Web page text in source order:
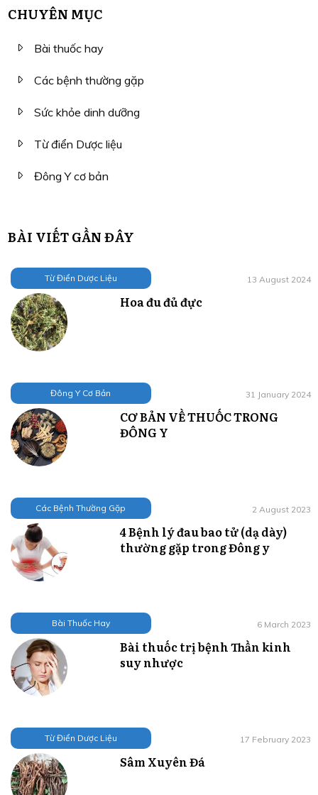
CHUYÊN MỤC
Bài thuốc hay
Các bệnh thường gặp
Sức khỏe dinh dưỡng
Từ điển Dược liệu
Đông Y cơ bản
BÀI VIẾT GẦN ĐÂY
Từ Điển Dược Liệu 13 August 2024
Hoa đu đủ đực
Đông Y Cơ Bản 31 January 2024
CƠ BẢN VỀ THUỐC TRONG
ĐÔNG Y
Các Bệnh Thường Gặp 2 August 2023
4 Bệnh lý đau bao tử (dạ dày)
thường gặp trong Đông y
Bài Thuốc Hay 6 March 2023
Bài thuốc trị bệnh Thần kinh
suy nhược
Từ Điển Dược Liệu 17 February 2023
Sâm Xuyên Đá